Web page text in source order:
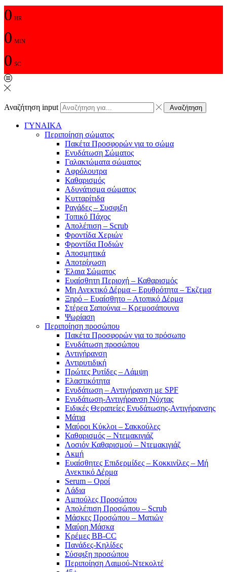
0 HR
0 MIN
0 SC
Αναζήτηση input Αναζήτηση
ΓΥΝΑΙΚΑ
Περιποίηση σώματος
Πακέτα Προσφορών για το σώμα
Ενυδάτωση Σώματος
Γαλακτώματα σώματος
Αφρόλουτρα
Καθαρισμός
Αδυνάτισμα σώματος
Κυτταρίτιδα
Ραγάδες – Συσφιξη
Τοπικό Πάχος
Απολέπιση – Scrub
Φροντίδα Χεριών
Φροντίδα Ποδιών
Αποσμητικά
Αποτρίχωση
Έλαια Σώματος
Ευαίσθητη Περιοχή – Καθαρισμός
Μη Ανεκτικό Δέρμα – Ερυθρότητα – Έκζεμα
Ξηρό – Ευαίσθητο – Ατοπικό Δέρμα
Στέρεα Σαπούνια – Κρεμοσάπουνα
Ψωρίαση
Περιποίηση προσώπου
Πακέτα Προσφορών για το πρόσωπο
Ενυδάτωση προσώπου
Αντιγήρανση
Αντιρυτιδική
Πρώτες Ρυτίδες – Λάμψη
Ελαστικότητα
Ενυδάτωση – Αντιγήρανση με SPF
Ενυδάτωση-Αντιγήρανση Νύχτας
Ειδικές Θεραπείες Ενυδάτωσης-Αντιγήρανσης
Μάτια
Μαύροι Κύκλοι – Σακκούλες
Καθαρισμός – Ντεμακιγιάζ
Λοσιόν Καθαρισμού – Ντεμακιγιάζ
Ακμή
Ευαίσθητες Επιδερμίδες – Κοκκινίλες – Μή
Ανεκτικό Δέρμα
Serum – Οροί
Λάδια
Αμπούλες Προσώπου
Απολέπιση Προσώπου – Scrub
Μάσκες Προσώπου – Ματιών
Μαύρη Μάσκα
Κρέμες BB-CC
Πανάδες-Κηλίδες
Σύσφιξη προσώπου
Περιποίηση Λαιμού-Ντεκολτέ